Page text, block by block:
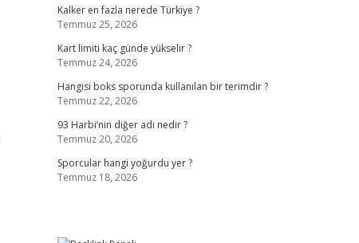
Kalker en fazla nerede Türkiye ?
Temmuz 25, 2026
Kart limiti kaç günde yükselir ?
Temmuz 24, 2026
Hangisi boks sporunda kullanılan bir terimdir ?
Temmuz 22, 2026
93 Harbi’nin diğer adı nedir ?
Temmuz 20, 2026
Sporcular hangi yoğurdu yer ?
Temmuz 18, 2026